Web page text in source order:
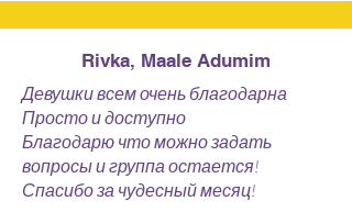
Rivka, Maale Adumim
Девушки всем очень благодарна
Просто и доступно
Благодарю что можно задать
вопросы и группа остается!
Спасибо за чудесный месяц!